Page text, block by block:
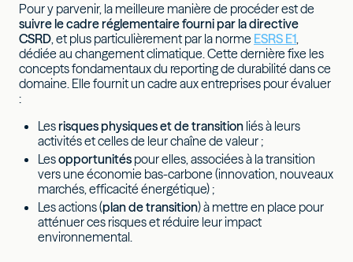
Pour y parvenir, la meilleure manière de procéder est de
suivre le cadre réglementaire fourni par la directive
CSRD, et plus particulièrement par la norme ESRS E1,
dédiée au changement climatique. Cette dernière fixe les
concepts fondamentaux du reporting de durabilité dans ce
domaine. Elle fournit un cadre aux entreprises pour évaluer
:
Les risques physiques et de transition liés à leurs
activités et celles de leur chaîne de valeur ;
Lesopportunités pour elles, associées à la transition
vers une économie bas-carbone (innovation, nouveaux
marchés, efficacité énergétique) ;
Les actions (plan de transition) à mettre en place pour
atténuer ces risques et réduire leur impact
environnemental.